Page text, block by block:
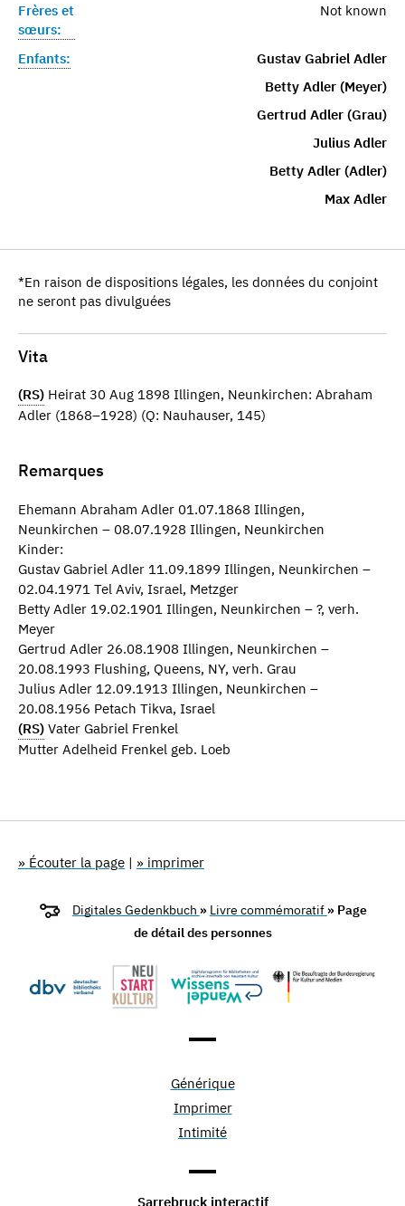
Frères et
sœurs:
Not known
Enfants:
Gustav Gabriel Adler
Betty Adler (Meyer)
Gertrud Adler (Grau)
Julius Adler
Betty Adler (Adler)
Max Adler
*En raison de dispositions légales, les données du conjoint
ne seront pas divulguées
Vita
(RS) Heirat 30 Aug 1898 Illingen, Neunkirchen: Abraham
Adler (1868–1928) (Q: Nauhauser, 145)
Remarques
Ehemann Abraham Adler 01.07.1868 Illingen,
Neunkirchen – 08.07.1928 Illingen, Neunkirchen
Kinder:
Gustav Gabriel Adler 11.09.1899 Illingen, Neunkirchen –
02.04.1971 Tel Aviv, Israel, Metzger
Betty Adler 19.02.1901 Illingen, Neunkirchen – ?, verh.
Meyer
Gertrud Adler 26.08.1908 Illingen, Neunkirchen –
20.08.1993 Flushing, Queens, NY, verh. Grau
Julius Adler 12.09.1913 Illingen, Neunkirchen –
20.08.1956 Petach Tikva, Israel
(RS) Vater Gabriel Frenkel
Mutter Adelheid Frenkel geb. Loeb
» Écouter la page | » imprimer
Digitales Gedenkbuch » Livre commémoratif » Page
de détail des personnes
Générique
Imprimer
Intimité
Sarrebruck interactif